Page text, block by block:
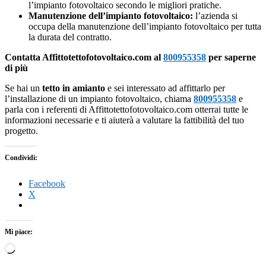
l’impianto fotovoltaico secondo le migliori pratiche.
Manutenzione dell’impianto fotovoltaico: l’azienda si
occupa della manutenzione dell’impianto fotovoltaico per tutta
la durata del contratto.
Contatta Affittotettofotovoltaico.com al 800955358 per saperne
di più
Se hai un tetto in amianto e sei interessato ad affittarlo per
l’installazione di un impianto fotovoltaico, chiama 800955358 e
parla con i referenti di Affittotettofotovoltaico.com otterrai tutte le
informazioni necessarie e ti aiuterà a valutare la fattibilità del tuo
progetto.
Condividi:
Facebook
X
Mi piace:
Caricamento